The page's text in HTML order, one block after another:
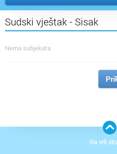
Sudski vještak - Sisak
Nema subjekata
Na vrh